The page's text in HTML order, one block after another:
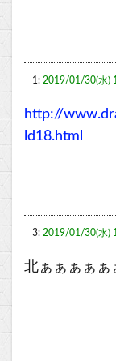
1: 2019/01/30(水)
http://
ld18.html
3: 2019/01/30(水)
北ぁぁぁぁぁ